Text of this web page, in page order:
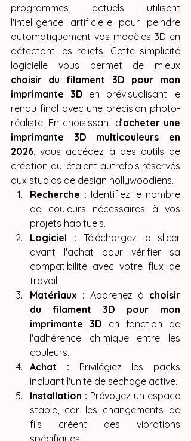
programmes actuels utilisent
l'intelligence artificielle pour peindre
automatiquement vos modèles 3D en
détectant les reliefs. Cette simplicité
choisir du filament 3D pour mon
imprimante 3D en prévisualisant le
rendu final avec une précision photo-
réaliste. En choisissant d’acheter une
imprimante 3D multicouleurs en
2026 , vous accédez à des outils de
création qui étaient autrefois réservés
aux studios de design hollywoodiens.
Recherche : Identifiez le nombre
de couleurs nécessaires à vos
projets habituels.
Logiciel : Téléchargez le slicer
avant l'achat pour vérifier sa
compatibilité avec votre flux de
travail.
Matériaux : Apprenez à choisir
du filament 3D pour mon
imprimante 3D en fonction de
l'adhérence chimique entre les
couleurs.
Achat : Privilégiez les packs
incluant l'unité de séchage active.
Installation : Prévoyez un espace
stable, car les changements de
fils créent des vibrations
spécifiques.